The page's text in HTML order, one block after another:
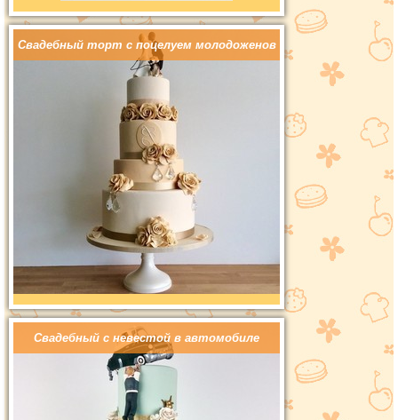
Свадебный торт с поцелуем молодоженов
Свадебный с невестой в автомобиле